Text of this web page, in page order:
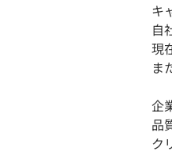
キ
自
現
ま
企
品
ク